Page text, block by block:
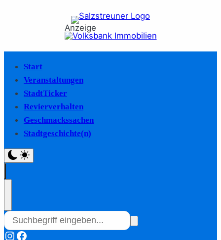
Anzeige
Start
Veranstaltungen
StadtTicker
Revierverhalten
Geschmackssachen
Stadtgeschichte(n)
Instagram
Facebook